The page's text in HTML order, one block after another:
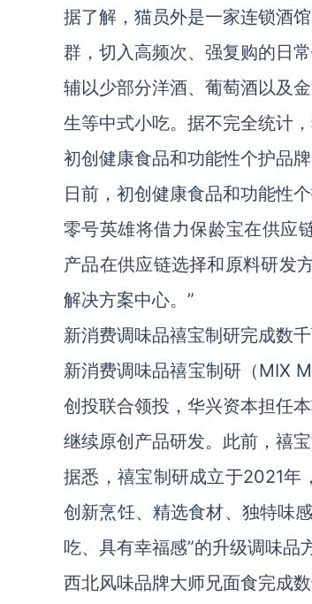
据了解，猫员外是一家连锁酒
群，切入高频次、强复购的日
辅以少部分洋酒、葡萄酒以及
生等中式小吃。据不完全统计
初创健康食品和功能性个护品
日前，初创健康食品和功能性
零号英雄将借力保龄宝在供应
产品在供应链选择和原料研发
解决方案中心。”
新消费调味品禧宝制研完成数
新消费调味品禧宝制研（MIX
创投联合领投，华兴资本担任
继续原创产品研发。此前，禧
据悉，禧宝制研成立于2021年
创新烹饪、精选食材、独特味
吃、具有幸福感”的升级调味品
西北风味品牌大师兄面食完成